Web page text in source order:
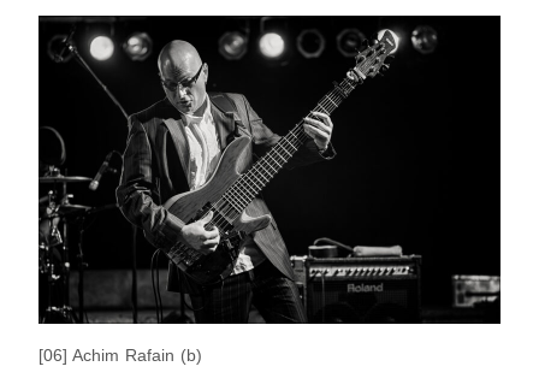
[06] Achim Rafain (b)